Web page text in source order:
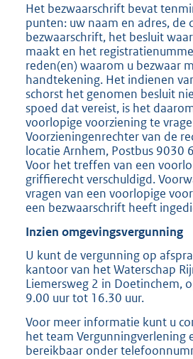
Het bezwaarschrift bevat
punten: uw naam en adres, de
bezwaarschrift, het besluit
maakt en het
reden(en) waarom u bezwaar
handtekening. Het indienen
schorst het genomen besluit
spoed dat vereist, is het
voorlopige voorziening te
Voorzieningenrechter van de
locatie Arnhem, Postbus 9030
Voor het treffen van een
griffierecht verschuldigd.
vragen van een voorlopige
een bezwaarschrift heeft
Inzien omgevingsvergunning
U kunt de vergunning op
kantoor van het Waterschap
Liemersweg 2 in Doetinchem,
9.00 uur tot 16.30 uur.
Voor meer informatie kunt u
het team Vergunningverlening
bereikbaar onder